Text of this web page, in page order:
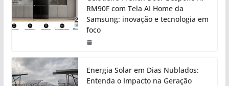
RM90F com Tela AI Home da
Samsung: inovação e tecnologia em
foco
Energia Solar em Dias Nublados:
Entenda o Impacto na Geração